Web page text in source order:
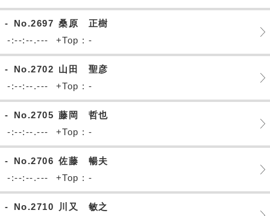
- No.2697 桑原 正樹
-:--:--.---
+Top : -
- No.2702 山田 聖彦
-:--:--.---
+Top : -
- No.2705 藤岡 哲也
-:--:--.---
+Top : -
- No.2706 佐藤 暢夫
-:--:--.---
+Top : -
- No.2710
川又 敏之